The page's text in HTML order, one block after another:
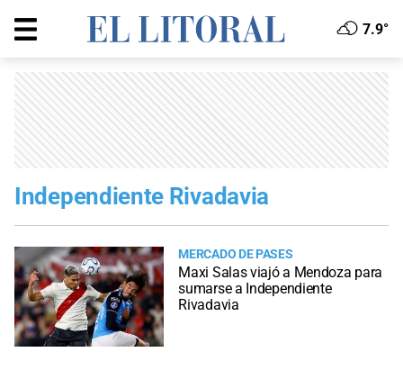
7.9°
Independiente Rivadavia
MERCADO DE PASES
Maxi Salas viajó a Mendoza para
sumarse a Independiente
Rivadavia